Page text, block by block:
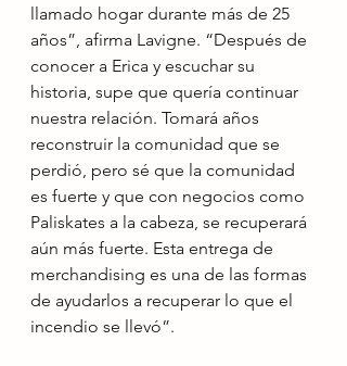
llamado hogar durante más de 25
años”, afirma Lavigne. “Después de
conocer a Erica y escuchar su
historia, supe que quería continuar
nuestra relación. Tomará años
reconstruir la comunidad que se
perdió, pero sé que la comunidad
es fuerte y que con negocios como
Paliskates a la cabeza, se recuperará
aún más fuerte. Esta entrega de
merchandising es una de las formas
de ayudarlos a recuperar lo que el
incendio se llevó”.